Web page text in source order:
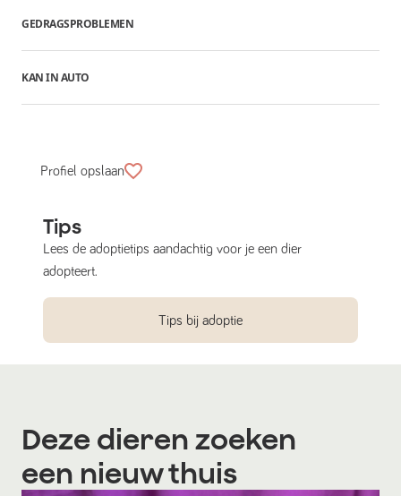
GEDRAGSPROBLEMEN
KAN IN AUTO
Profiel opslaan
Tips
Lees de adoptietips aandachtig voor je een dier
adopteert.
Tips bij adoptie
Deze dieren zoeken
een nieuw thuis